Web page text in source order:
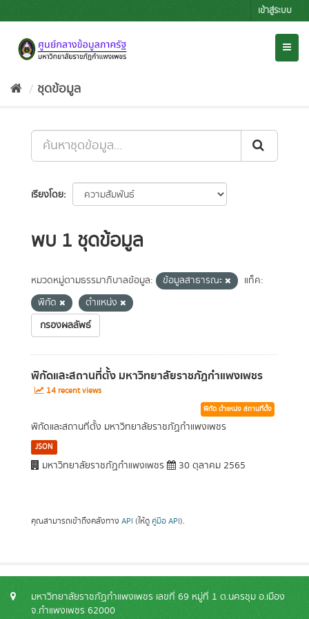
to
เข้าสู่ระบบ
ชุดข้อมูล
เรียงโดย
พบ 1 ชุดข้อมูล
หมวดหมู่ตามธรรมาภิบาลข้อมูล: ข้อมูลสาธารณะ
แท็ค:
พิกัด
ตำแหน่ง
กรองผลลัพธ์
พิกัดและสถานที่ตั้ง มหาวิทยาลัยราชภัฏกำแพงเพชร
14 recent views
พิกัด ตำแหน่ง สถานที่ตั้ง
พิกัดและสถานที่ตั้ง มหาวิทยาลัยราชภัฏกำแพงเพชร
JSON
มหาวิทยาลัยราชภัฏกำแพงเพชร 30 ตุลาคม 2565
คุณสามารถเข้าถึงคลังทาง API (ให้ดู คู่มือ API).
มหาวิทยาลัยราชภัฏกำแพงเพชร เลขที่ 69 หมู่ที่ 1 ต.นครชุม อ.เมือง
จ.กำแพงเพชร 62000